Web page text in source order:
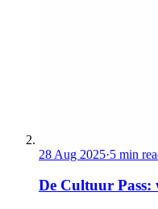
28 Aug 2025·5 min
De Cultuur Pass: